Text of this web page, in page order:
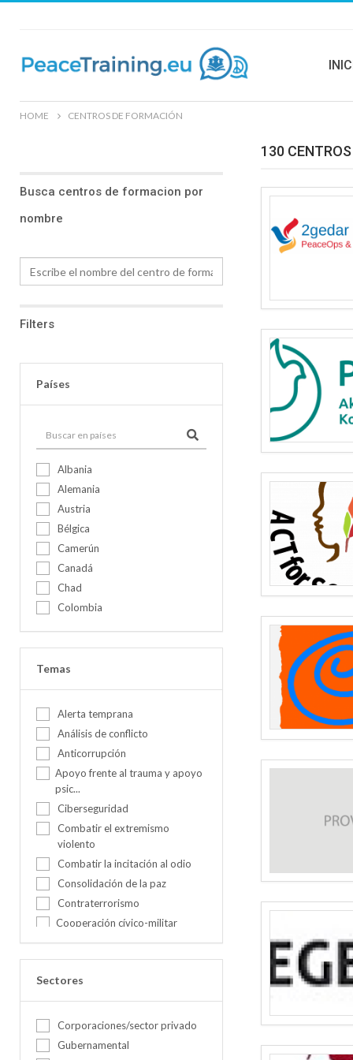
HOME CENTROS DE FORMACIÓN
Busca centros de formacion por
nombre
Filters
Países
Albania
Alemania
Austria
Bélgica
Camerún
Canadá
Chad
Colombia
Côte d'Ivoire
Croacia
Dinamarca
Etiopía
Federación Rusa
Filipinas
Francia
Ghana
India
Iraq
Italia
Jordania
Kenia
Malaui
Mauritania
Nepal
Nigeria
Temas
Alerta temprana
Análisis de conflicto
Anticorrupción
Apoyo frente al trauma y apoyo
psic...
Ciberseguridad
Combatir el extremismo
violento
Combatir la incitación al odio
Consolidación de la paz
Contraterrorismo
Cooperación cívico-militar
Creación de escenarios y
pronósti...
Derecho Internacional
Humanitario
Sectores
Corporaciones/sector privado
Gubernamental
130